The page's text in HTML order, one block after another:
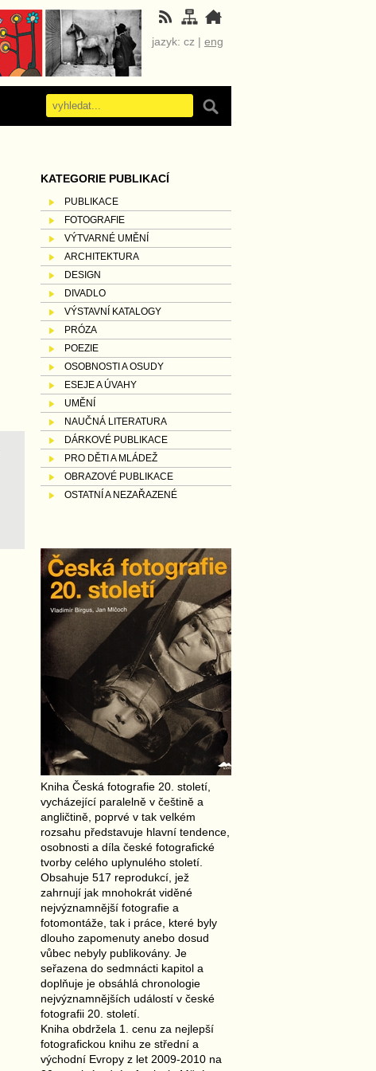
jazyk: cz | eng
KATEGORIE PUBLIKACÍ
PUBLIKACE
FOTOGRAFIE
VÝTVARNÉ UMĚNÍ
ARCHITEKTURA
DESIGN
DIVADLO
VÝSTAVNÍ KATALOGY
PRÓZA
POEZIE
OSOBNOSTI A OSUDY
ESEJE A ÚVAHY
UMĚNÍ
NAUČNÁ LITERATURA
DÁRKOVÉ PUBLIKACE
PRO DĚTI A MLÁDEŽ
OBRAZOVÉ PUBLIKACE
OSTATNÍ A NEZAŘAZENÉ
Kniha Česká fotografie 20. století,
vycházející paralelně v češtině a
angličtině, poprvé v tak velkém
rozsahu představuje hlavní tendence,
osobnosti a díla české fotografické
tvorby celého uplynulého století.
Obsahuje 517 reprodukcí, jež
zahrnují jak mnohokrát viděné
nejvýznamnější fotografie a
fotomontáže, tak i práce, které byly
dlouho zapomenuty anebo dosud
vůbec nebyly publikovány. Je
seřazena do sedmnácti kapitol a
doplňuje je obsáhlá chronologie
nejvýznamnějších událostí v české
fotografii 20. století.
Kniha obdržela 1. cenu za nejlepší
fotografickou knihu ze střední a
východní Evropy z let 2009-2010 na